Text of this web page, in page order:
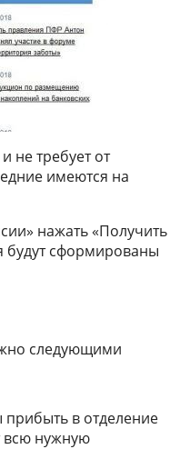
не требует от
имеются на
нажать «Получить
сформированы
следующими
в отделение
всю нужную